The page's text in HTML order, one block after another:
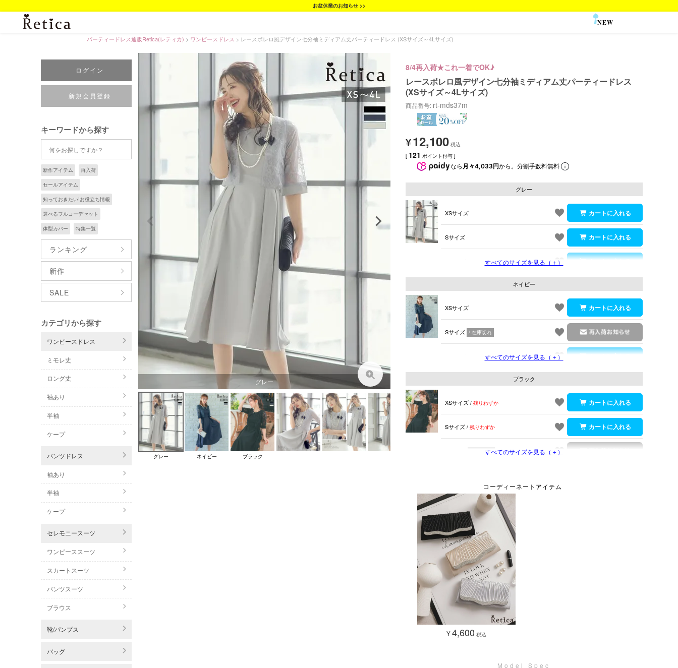
お盆休業のお知らせ >>
NEW
パーティードレス通販Retica(レティカ) ワンピースドレス レースボレロ風デザイン七分袖ミディアム丈パーティードレス (XSサイズ～4Lサイズ)
ログイン
新規会員登録
キーワードから探す
新作アイテム 再入荷
セールアイテム
知っておきたい!お役立ち情報
選べるフルコーデセット
体型カバー 特集一覧
ランキング
新作
SALE
カテゴリから探す
ワンピースドレス
ミモレ丈
ロング丈
袖あり
半袖
ケープ
パンツドレス
袖あり
半袖
ケープ
セレモニースーツ
ワンピーススーツ
スカートスーツ
パンツスーツ
ブラウス
靴/パンプス
バッグ
グレー ネイビー
グレー ネイビー ブラック
8/4再入荷★これ一着でOK♪
レースボレロ風デザイン七分袖ミディアム丈パーティードレス
(XSサイズ～4Lサイズ)
商品番号 rt-mds37m
¥12,100
[ 121 ポイント付与 ]
なら 月々4,033円から。分割手数料無料
グレー
XSサイズ
Sサイズ
すべてのサイズを見る（＋）
ネイビー
XSサイズ
Sサイズ 在庫切れ
すべてのサイズを見る（＋）
ブラック
XSサイズ 残りわずか
Sサイズ 残りわずか
在庫切れすべてのサイズを見る（＋）
¥4,600 税込